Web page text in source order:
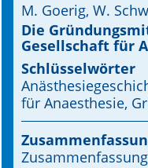
Aktuelle Ausgabe
Leitlinien
Archiv
Supplements
M. Goerig, W.
Die
Gesellschaft für
Schlüsselwörter
für Anaesthesie,